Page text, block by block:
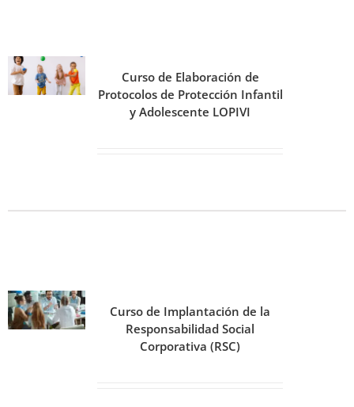
Curso de Elaboración de
Protocolos de Protección Infantil
y Adolescente LOPIVI
Curso de Implantación de la
Responsabilidad Social
Corporativa (RSC)